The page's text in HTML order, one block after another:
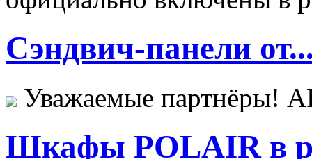
Сэндвич-панели
Уважаемые
Шкафы POLAIR в